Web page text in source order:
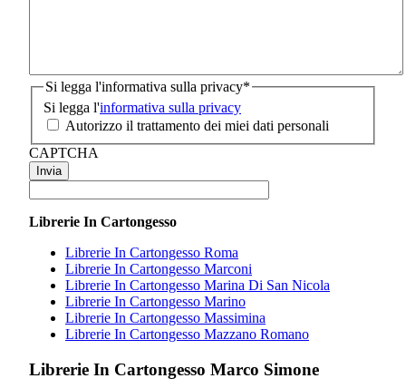
Si legga l'informativa sulla privacy*
Si legga l'informativa sulla privacy
Autorizzo il trattamento dei miei dati personali
CAPTCHA
Librerie In Cartongesso
Librerie In Cartongesso Roma
Librerie In Cartongesso Marconi
Librerie In Cartongesso Marina Di San Nicola
Librerie In Cartongesso Marino
Librerie In Cartongesso Massimina
Librerie In Cartongesso Mazzano Romano
Librerie In Cartongesso Marco Simone